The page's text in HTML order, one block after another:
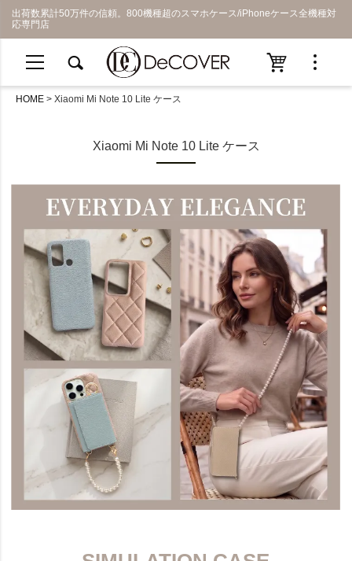
出荷数累計50万件の信頼。800機種超のスマホケース/iPhoneケース全機種対
応専門店
HOME Xiaomi Mi Note 10 Lite ケース
Xiaomi Mi Note 10 Lite ケース